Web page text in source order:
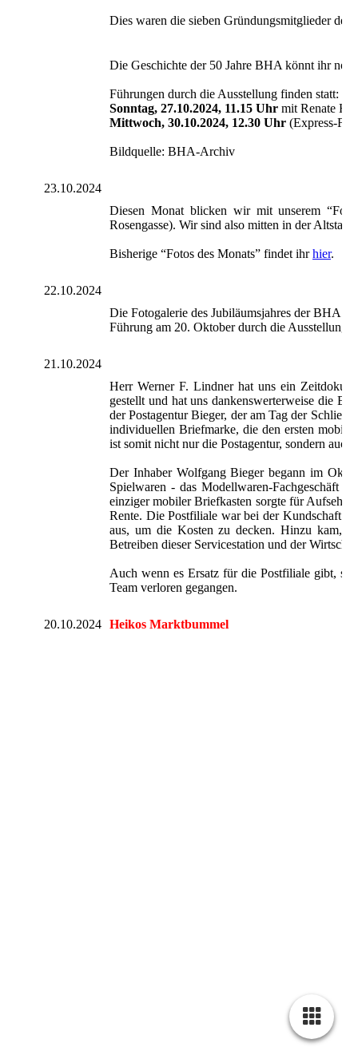
Dies waren die sieben Gründungsmitglieder des
Die Geschichte der 50 Jahre BHA könnt ihr
Führungen durch die Ausstellung finden statt:
Sonntag, 27.10.2024, 11.15 Uhr mit Renate
Mittwoch, 30.10.2024, 12.30 Uhr (Express-
Bildquelle: BHA-Archiv
23.10.2024
Diesen Monat blicken wir mit unserem
Rosengasse). Wir sind also mitten in der
Bisherige “Fotos des Monats” findet ihrhier.
22.10.2024
Die Fotogalerie des Jubiläumsjahres der BHA
Führung am 20. Oktober durch die Ausstellung
21.10.2024
Herr Werner F. Lindner hat uns ein
gestellt und hat uns dankenswerterweise die
der Postagentur Bieger, der am Tag der
individuellen Briefmarke, die den ersten
ist somit nicht nur die Postagentur, sondern
Der Inhaber Wolfgang Bieger begann im
Spielwaren - das Modellwaren-Fachgeschäft
einziger mobiler Briefkasten sorgte für
Rente. Die Postfiliale war bei der Kundschaft
aus, um die Kosten zu decken. Hinzu kam,
Betreiben dieser Servicestation und der
Auch wenn es Ersatz für die Postfiliale gibt,
Team verloren gegangen.
20.10.2024 Heikos Marktbummel